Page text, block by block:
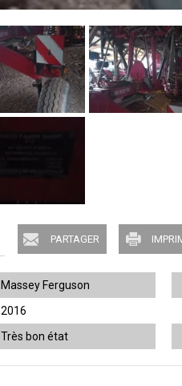
PARTAGER
Massey Ferguson
2016
Très bon état